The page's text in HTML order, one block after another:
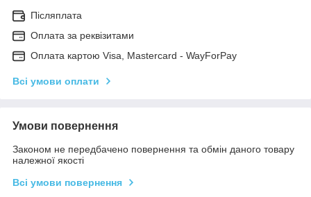
Післяплата
Оплата за реквізитами
Оплата картою Visa, Mastercard - WayForPay
Всі умови оплати
Умови повернення
Законом не передбачено повернення та обмін даного товару
належної якості
Всі умови повернення